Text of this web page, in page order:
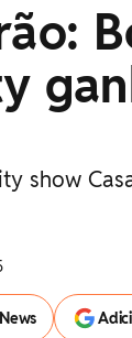
show